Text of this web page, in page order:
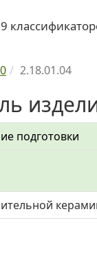
2.18.01.04
подготовки